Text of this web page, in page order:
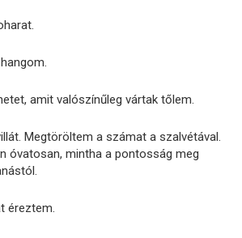
amit valószínűleg vártak tőlem.
Megtöröltem a számat a szalvétával.
óvatosan, mintha a pontosság meg
éreztem.